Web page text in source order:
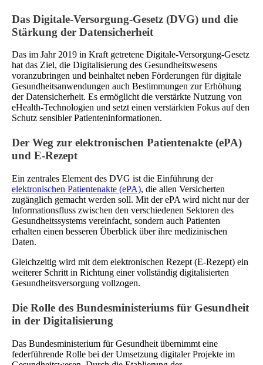
Das Digitale-Versorgung-Gesetz (DVG) und die
Stärkung der Datensicherheit
Das im Jahr 2019 in Kraft getretene Digitale-Versorgung-Gesetz
hat das Ziel, die Digitalisierung des Gesundheitswesens
voranzubringen und beinhaltet neben Förderungen für digitale
Gesundheitsanwendungen auch Bestimmungen zur Erhöhung
der Datensicherheit. Es ermöglicht die verstärkte Nutzung von
eHealth-Technologien und setzt einen verstärkten Fokus auf den
Schutz sensibler Patienteninformationen.
Der Weg zur elektronischen Patientenakte (ePA)
und E-Rezept
Ein zentrales Element des DVG ist die Einführung der
elektronischen Patientenakte (ePA), die allen Versicherten
zugänglich gemacht werden soll. Mit der ePA wird nicht nur der
Informationsfluss zwischen den verschiedenen Sektoren des
Gesundheitssystems vereinfacht, sondern auch Patienten
erhalten einen besseren Überblick über ihre medizinischen
Daten.
Gleichzeitig wird mit dem elektronischen Rezept (E-Rezept) ein
weiterer Schritt in Richtung einer vollständig digitalisierten
Gesundheitsversorgung vollzogen.
Die Rolle des Bundesministeriums für Gesundheit
in der Digitalisierung
Das Bundesministerium für Gesundheit übernimmt eine
federführende Rolle bei der Umsetzung digitaler Projekte im